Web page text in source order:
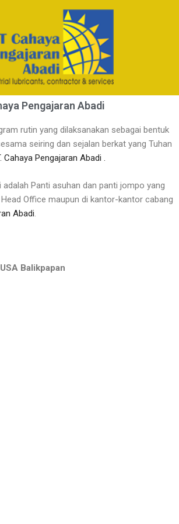
Pengajaran Abadi
rutin yang dilaksanakan sebagai bentuk
seiring dan sejalan berkat yang Tuhan
Cahaya Pengajaran Abadi .
Panti asuhan dan panti jompo yang
Office maupun di kantor-kantor cabang
Abadi.
Balikpapan